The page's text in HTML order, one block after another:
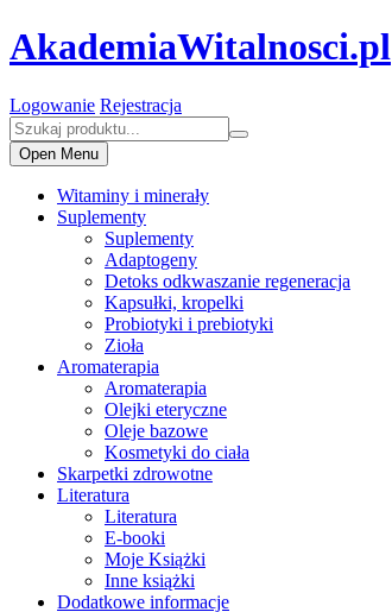
AkademiaWitalnosci.pl
Logowanie Rejestracja
Open Menu
Witaminy i minerały
Suplementy
Suplementy
Adaptogeny
Detoks odkwaszanie regeneracja
Kapsułki, kropelki
Probiotyki i prebiotyki
Zioła
Aromaterapia
Aromaterapia
Olejki eteryczne
Oleje bazowe
Kosmetyki do ciała
Skarpetki zdrowotne
Literatura
Literatura
E-booki
Moje Książki
Inne książki
Dodatkowe informacje